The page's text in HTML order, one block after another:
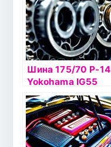
Шина 175/70 Р-14
Yokohama IG55
88T б/к шип